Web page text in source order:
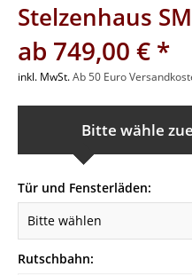
Stelzenhaus
ab 749,00 € *
inkl. MwSt.Ab 50 Euro
Bitte wähle
Tür und Fensterläden:
Rutschbahn: